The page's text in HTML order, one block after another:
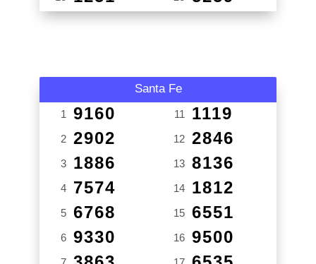
Santa Fe
1 9160
2 2902
3 1886
4 7574
5 6768
6 9330
11 1119
12 2846
13 8136
14 1812
15 6551
16 9500